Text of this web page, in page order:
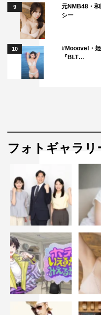
9
元NMB48・和
シー
10
#Mooove!・
『BLT…
フォトギャラリ